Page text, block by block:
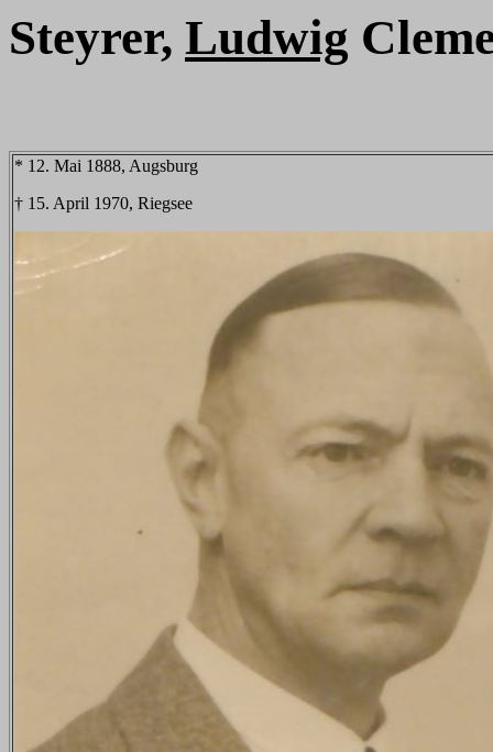
Steyrer, Ludwig
* 12. Mai 1888, Augsburg
† 15. April 1970, Riegsee